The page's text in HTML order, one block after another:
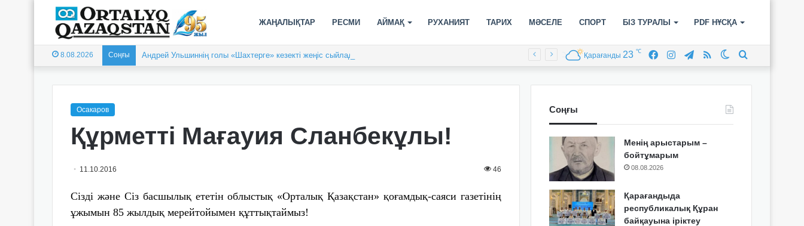
ЖАҢАЛЫҚТАР РЕСМИ АЙМАҚ РУХАНИЯТ ТАРИХ МӘСЕЛЕ СПОРТ БІЗ ТУРАЛЫ PDF НҰСҚА
8.08.2026 Соңғы Андрей Ульшиннің голы «Шахтерге» кезекті жеңіс сыйлады Switch
RSS
Telegram
Instagram
Facebook
Қарағанды 23 ℃
Осакаров
Құрметті Мағауия Сланбекұлы!
11.10.2016 46
Сізді және Сіз басшылық ететін облыстық «Орталық Қазақстан» қоғамдық-саяси газетінің
ұжымын 85 жылдық мерейтойымен құттықтаймыз!
Соңғы
Менің арыстарым –
бойтұмарым
08.08.2026
Қарағандыда
республикалық Құран
байқауына іріктеу